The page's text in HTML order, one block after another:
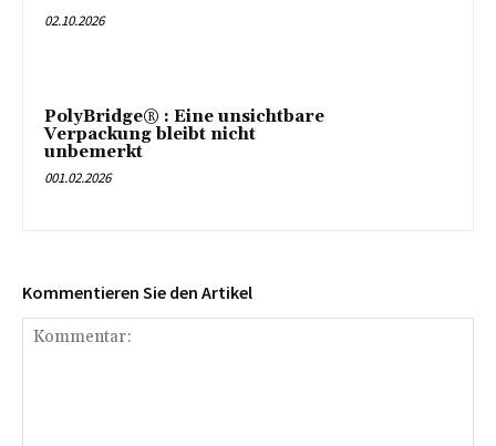
02.10.2026
PolyBridge® : Eine unsichtbare
Verpackung bleibt nicht
unbemerkt
001.02.2026
Kommentieren Sie den Artikel